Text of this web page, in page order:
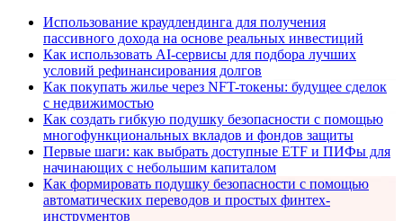
Использование краудлендинга для получения
пассивного дохода на основе реальных инвестиций
Как использовать AI-сервисы для подбора лучших
условий рефинансирования долгов
Как покупать жилье через NFT-токены: будущее сделок
с недвижимостью
Как создать гибкую подушку безопасности с помощью
многофункциональных вкладов и фондов защиты
Первые шаги: как выбрать доступные ETF и ПИФы для
начинающих с небольшим капиталом
Как формировать подушку безопасности с помощью
автоматических переводов и простых финтех-
инструментов